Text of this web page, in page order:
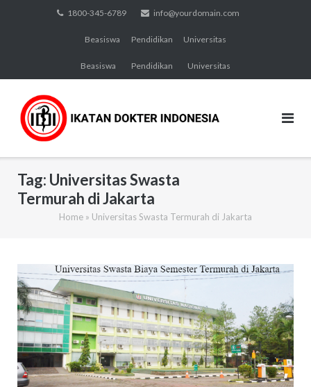
1800-345-6789 info@yourdomain.com
Beasiswa Pendidikan Universitas
Beasiswa Pendidikan Universitas
Tag: Universitas Swasta
Termurah di Jakarta
Home » Universitas Swasta Termurah di Jakarta